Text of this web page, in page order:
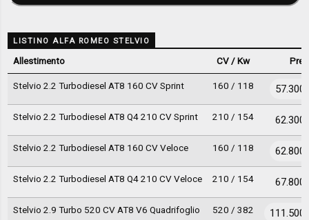
LISTINO ALFA ROMEO STELVIO
Allestimento CV / Kw
Stelvio 2.2 Turbodiesel AT8 160 CV Sprint 160 / 118 57.300
Stelvio 2.2 Turbodiesel AT8 Q4 210 CV Sprint 210 / 154 62.300
Stelvio 2.2 Turbodiesel AT8 160 CV Veloce 160 / 118 62.800
Stelvio 2.2 Turbodiesel AT8 Q4 210 CV Veloce 210 / 154 67.800
Stelvio 2.9 Turbo 520 CV AT8 V6 Quadrifoglio 520 / 382 111.500